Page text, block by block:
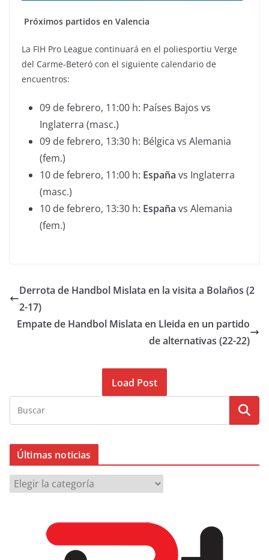
Próximos partidos en Valencia
La FIH Pro League continuará en el poliesportiu Verge
del Carme-Beteró con el siguiente calendario de
encuentros:
09 de febrero, 11:00 h: Países Bajos vs
Inglaterra (masc.)
09 de febrero, 13:30 h: Bélgica vs Alemania
(fem.)
10 de febrero, 11:00 h: España vs Inglaterra
(masc.)
10 de febrero, 13:30 h: España vs Alemania
(fem.)
Derrota de Handbol Mislata en la visita a Bolaños (2
2-17)
Empate de Handbol Mislata en Lleida en un partido
de alternativas (22-22)
Load Post
Últimas noticias
Ú
l